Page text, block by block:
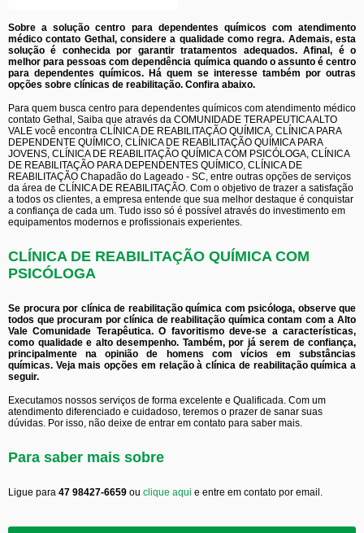
Sobre a solução centro para dependentes químicos com atendimento
médico contato Gethal, considere a qualidade como regra. Ademais, esta
solução é conhecida por garantir tratamentos adequados. Afinal, é o
melhor para pessoas com dependência química quando o assunto é centro
para dependentes químicos. Há quem se interesse também por outras
opções sobre clínicas de reabilitação. Confira abaixo.
Para quem busca centro para dependentes químicos com atendimento médico
contato Gethal, Saiba que através da COMUNIDADE TERAPEUTICA ALTO
VALE você encontra CLÍNICA DE REABILITAÇÃO QUÍMICA, CLÍNICA PARA
DEPENDENTE QUÍMICO, CLÍNICA DE REABILITAÇÃO QUÍMICA PARA
JOVENS, CLÍNICA DE REABILITAÇÃO QUÍMICA COM PSICÓLOGA, CLÍNICA
DE REABILITAÇÃO PARA DEPENDENTES QUÍMICO, CLÍNICA DE
REABILITAÇÃO Chapadão do Lageado - SC, entre outras opções de serviços
da área de CLÍNICA DE REABILITAÇÃO. Com o objetivo de trazer a satisfação
a todos os clientes, a empresa entende que sua melhor destaque é conquistar
a confiança de cada um. Tudo isso só é possível através do investimento em
equipamentos modernos e profissionais experientes.
CLÍNICA DE REABILITAÇÃO QUÍMICA COM
PSICÓLOGA
Se procura por clínica de reabilitação química com psicóloga, observe que
todos que procuram por clínica de reabilitação química contam com a Alto
Vale Comunidade Terapêutica. O favoritismo deve-se a características,
como qualidade e alto desempenho. Também, por já serem de confiança,
principalmente na opinião de homens com vícios em substâncias
químicas. Veja mais opções em relação à clínica de reabilitação química a
seguir.
Executamos nossos serviços de forma excelente e Qualificada. Com um
atendimento diferenciado e cuidadoso, teremos o prazer de sanar suas
dúvidas. Por isso, não deixe de entrar em contato para saber mais.
Para saber mais sobre
Ligue para 47 98427-6659 ou clique aqui e entre em contato por email.